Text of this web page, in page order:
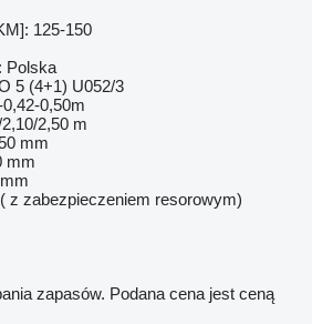
125-150
Polska
5 (4+1) U052/3
0,50m
2,50 m
mm
mm
z zabezpieczeniem resorowym)
zapasów. Podana cena jest ceną